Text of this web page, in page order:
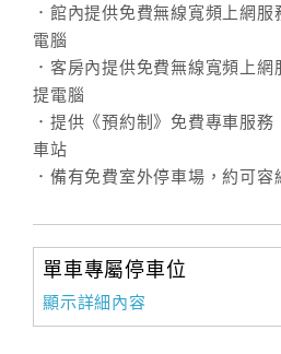
品
宣
傳
．館內提供免費無線寬頻上網
電腦
．客房內提供免費無線寬頻上
提電腦
．提供《預約制》免費專車服
車站
．備有免費室外停車場，約可容
單車專屬停車位
顯示詳細內容